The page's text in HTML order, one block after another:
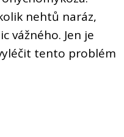
nehtů naráz,
vážného. Jen je
tento problém